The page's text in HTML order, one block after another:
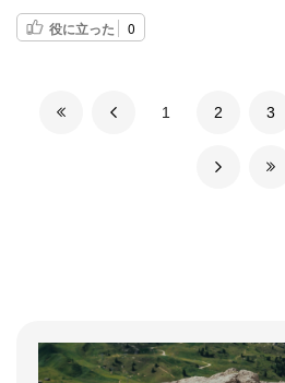
役に立った 0
​1 ​2 ​3